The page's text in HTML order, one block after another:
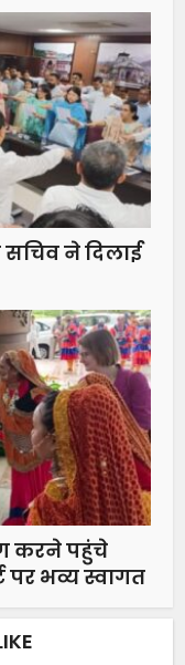
सचिव ने दिलाई
करने पहुंचे
पर भव्य स्वागत